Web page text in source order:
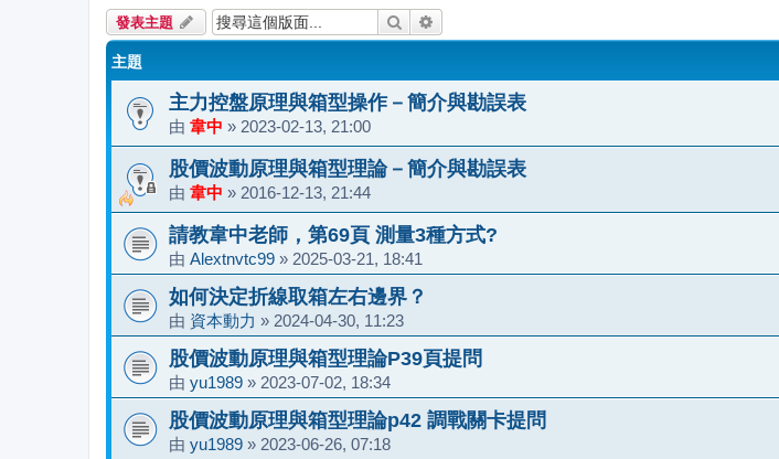
發表主題 搜尋
主題
主力控盤原理與箱型操作－簡介與勘誤表
由 韋中 » 2023-02-13, 21:00
股價波動原理與箱型理論－簡介與勘誤表
由 韋中 » 2016-12-13, 21:44
請教韋中老師，第69頁 測量3種方式?
由 Alextnvtc99 » 2025-03-21, 18:41
如何決定折線取箱左右邊界？
由 資本動力 » 2024-04-30, 11:23
股價波動原理與箱型理論P39頁提問
由 yu1989 » 2023-07-02, 18:34
股價波動原理與箱型理論p42 調戰關卡提問
由 yu1989 » 2023-06-26, 07:18